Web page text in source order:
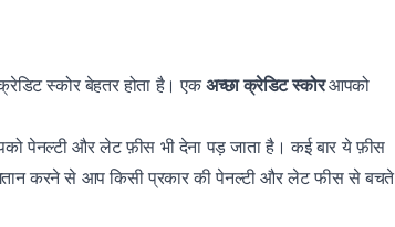
स्कोर बेहतर होता है। एकअच्छा क्रेडिट स्कोरआपको
पेनल्टी और लेट फ़ीस भी देना पड़ जाता है। कई बार ये फ़ीस
करने से आप किसी प्रकार की पेनल्टी और लेट फीस से बचते